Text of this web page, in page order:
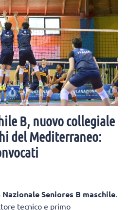
B, nuovo collegiale
del Mediterraneo:
Nazionale Seniores B maschile
tecnico e primo